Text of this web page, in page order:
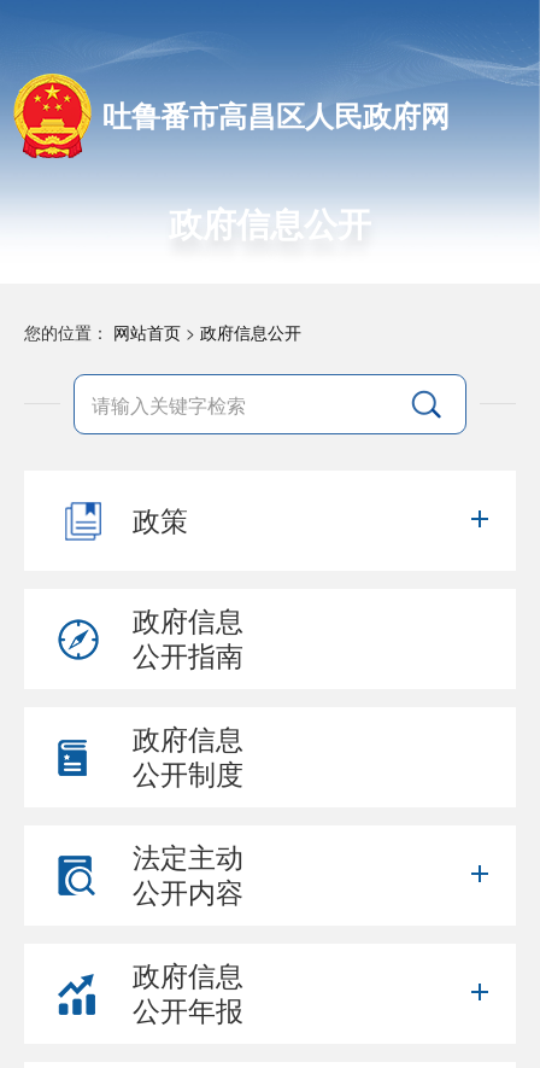
吐鲁番市高昌区人民政府网
政府信息公开
您的位置： 网站首页 > 政府信息公开
政策
政府信息
公开指南
政府信息
公开制度
法定主动
公开内容
政府信息
公开年报